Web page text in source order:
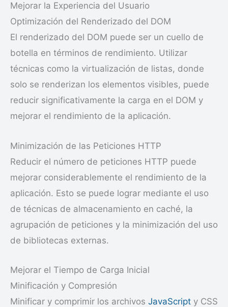
Mejorar la Experiencia del Usuario
Optimización del Renderizado del DOM
El renderizado del DOM puede ser un cuello de
botella en términos de rendimiento. Utilizar
técnicas como la virtualización de listas, donde
solo se renderizan los elementos visibles, puede
reducir significativamente la carga en el DOM y
mejorar el rendimiento de la aplicación.
Minimización de las Peticiones HTTP
Reducir el número de peticiones HTTP puede
mejorar considerablemente el rendimiento de la
aplicación. Esto se puede lograr mediante el uso
de técnicas de almacenamiento en caché, la
agrupación de peticiones y la minimización del uso
de bibliotecas externas.
Mejorar el Tiempo de Carga Inicial
Minificación y Compresión
Minificar y comprimir los archivos JavaScript y CSS